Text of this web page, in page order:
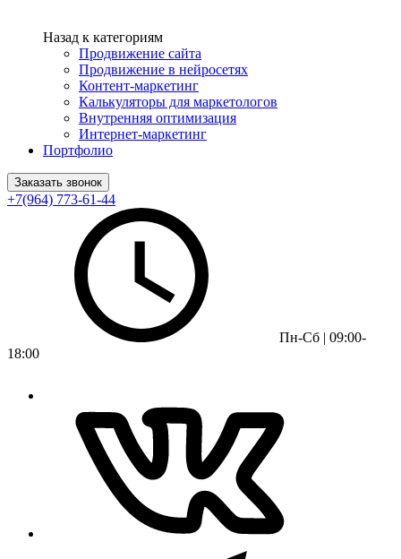
Назад к категориям
Продвижение сайта
Продвижение в нейросетях
Контент-маркетинг
Калькуляторы для маркетологов
Внутренняя оптимизация
Интернет-маркетинг
Портфолио
Заказать звонок
+7(964) 773-61-44
Пн-Сб | 09:00-
18:00